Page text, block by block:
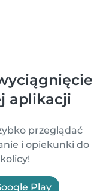
aplikacji
przeglądać
i opiekunki do
Play